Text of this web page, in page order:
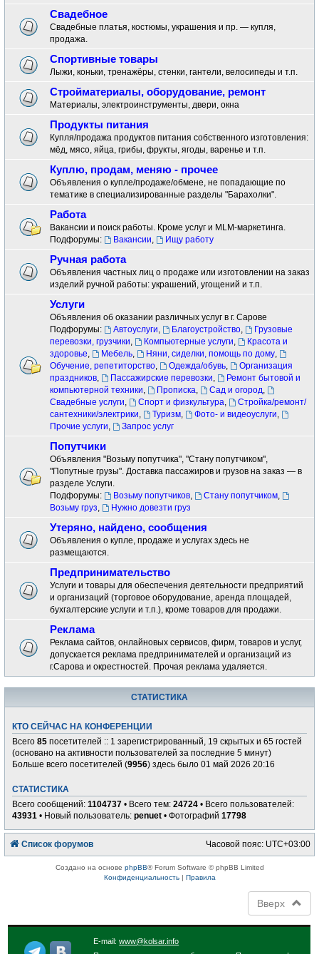
Свадебное
Свадебные платья, костюмы, украшения и пр. — купля,
продажа.
Спортивные товары
Лыжи, коньки, тренажёры, стенки, гантели, велосипеды и т.п.
Стройматериалы, оборудование, ремонт
Материалы, электроинструменты, двери, окна
Продукты питания
Купля/продажа продуктов питания собственного изготовления:
мёд, мясо, яйца, грибы, фрукты, ягоды, варенье и т.п.
Куплю, продам, меняю - прочее
Объявления о купле/продаже/обмене, не попадающие по
тематике в специализированные разделы "Барахолки".
Работа
Вакансии и поиск работы. Кроме услуг и MLM-маркетинга.
Подфорумы:
Вакансии, Ищу работу
Ручная работа
Объявления частных лиц о продаже или изготовлении на заказ
изделий ручной работы: украшений, угощений и т.п.
Услуги
Объявления об оказании различных услуг в г. Сарове
Подфорумы:
Автоуслуги, Благоустройство,
Грузовые
перевозки, грузчики, Компьютерные услуги,
Красота и
здоровье, Мебель, Няни, сиделки, помощь по дому,
Обучение, репетиторство, Одежда/обувь,
Организация
праздников, Пассажирские перевозки,
Ремонт бытовой и
компьютерной техники, Прописка, Сад и огород,
Свадебные услуги, Спорт и физкультура,
Стройка/ремонт/
сантехники/электрики, Туризм, Фото- и видеоуслуги,
Прочие услуги, Запрос услуг
Попутчики
Объявления "Возьму попутчика", "Стану попутчиком",
"Попутные грузы". Доставка пассажиров и грузов на заказ — в
разделе Услуги.
Подфорумы:
Возьму попутчиков, Стану попутчиком,
Возьму груз, Нужно довезти груз
Утеряно, найдено, сообщения
Объявления о купле, продаже и услугах здесь не
размещаются.
Предпринимательство
Услуги и товары для обеспечения деятельности предприятий
и организаций (торговое оборудование, аренда площадей,
бухгалтерские услуги и т.п.), кроме товаров для продажи.
Реклама
Реклама сайтов, онлайновых сервисов, фирм, товаров и услуг,
допускается реклама предпринимателей и организаций из
г.Сарова и окрестностей. Прочая реклама удаляется.
СТАТИСТИКА
КТО СЕЙЧАС НА КОНФЕРЕНЦИИ
Всего85 посетителей :: 1 зарегистрированный, 19 скрытых и 65 гостей
(основано на активности пользователей за последние 5 минут)
Больше всего посетителей (9956) здесь было 01 май 2026 20:16
СТАТИСТИКА
Всего сообщений:1104737 • Всего тем:24724 • Всего пользователей:
43931 • Новый пользователь:penuet • Фотографий17798
Список форумов Часовой пояс: UTC+03:00
Создано на основе phpBB® Forum Software © phpBB Limited
Конфиденциальность| Правила
Вверх
E-mail:www@kolsar.info